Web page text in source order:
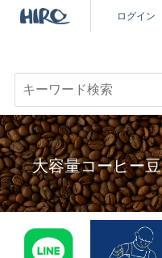
ログイン
キーワード検索
商品を探す
コーヒーを楽しむ
ヒロコーヒー品質について
定期便
大容量コーヒー豆